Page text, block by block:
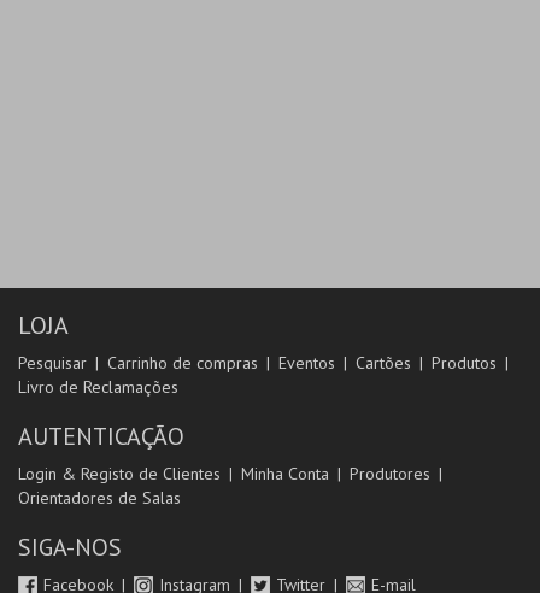
LOJA
Pesquisar Carrinho de compras Eventos Cartões
Produtos
Livro de Reclamações
AUTENTICAÇÃO
Login & Registo de Clientes Minha Conta
Produtores
Orientadores de Salas
SIGA-NOS
Facebook Instagram Twitter E-mail